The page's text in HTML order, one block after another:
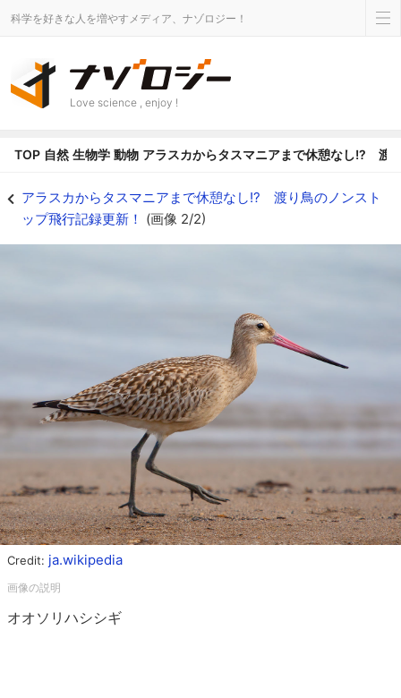
科学を好きな人を増やすメディア、ナゾロジー！
Love science , enjoy !
TOP 自然 生物学 動物 アラスカからタスマニアまで休憩なし!? 渡
アラスカからタスマニアまで休憩なし!? 渡り鳥のノンスト
ップ飛行記録更新！ (画像 2/2)
Credit: ja.wikipedia
オオソリハシシギ